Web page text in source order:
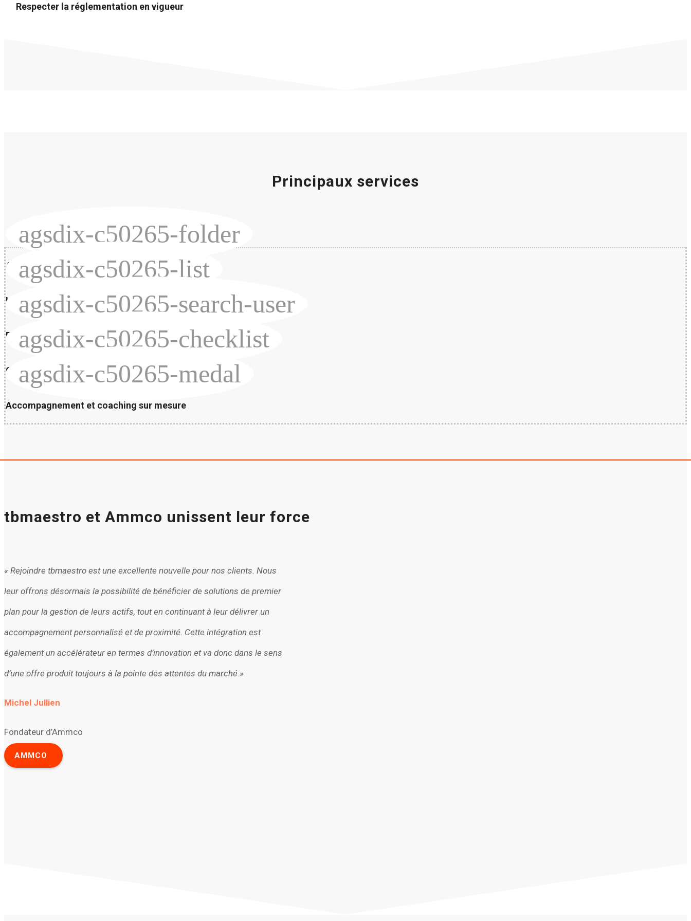
Respecter la réglementation en vigueur
Principaux services
agsdix-c50265-folder
Audit de maintenance
agsdix-c50265-list
Inventaires analyse de criticité des équipements
agsdix-c50265-search-user
Plan de maintenance détaillé
agsdix-c50265-checklist
GMAO – sélection, implantation, optimisation
agsdix-c50265-medal
Accompagnement et coaching sur mesure
tbmaestro et Ammco unissent leur force
« Rejoindre tbmaestro est une excellente nouvelle pour nos clients. Nous
leur offrons désormais la possibilité de bénéficier de solutions de premier
plan pour la gestion de leurs actifs, tout en continuant à leur délivrer un
accompagnement personnalisé et de proximité. Cette intégration est
également un accélérateur en termes d’innovation et va donc dans le sens
d’une offre produit toujours à la pointe des attentes du marché.»
Michel Jullien
Fondateur d’Ammco
AMMCO